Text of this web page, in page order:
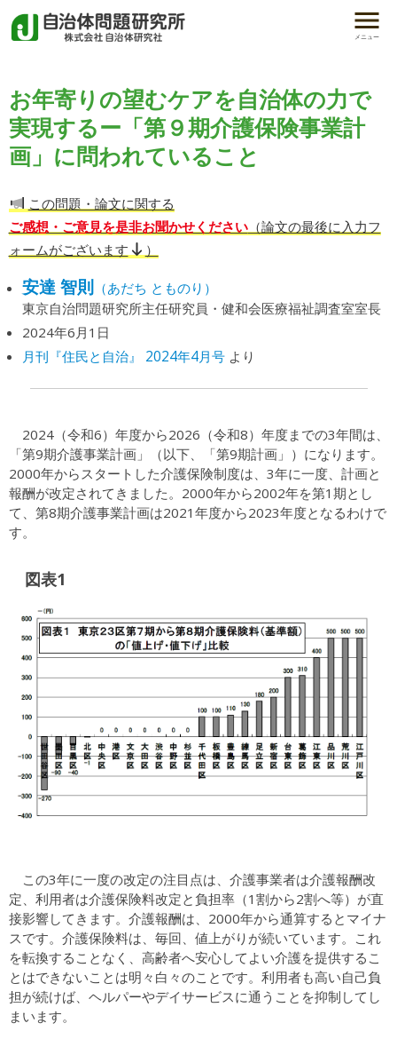
メニュー
お年寄りの望むケアを自治体の力で
実現するー「第９期介護保険事業計
画」に問われていること
この問題・論文に関する
ご感想・ご意見を是非お聞かせください（論文の最後に入力フ
ォームがございます
）
安達 智則 （あだち とものり）
東京自治問題研究所主任研究員・健和会医療福祉調査室室長
2024年6月1日
月刊『住民と自治』 2024年4月号より
2024（令和6）年度から2026（令和8）年度までの3年間は、
「第9期介護事業計画」（以下、「第9期計画」）になります。
2000年からスタートした介護保険制度は、3年に一度、計画と
報酬が改定されてきました。2000年から2002年を第1期とし
て、第8期介護事業計画は2021年度から2023年度となるわけで
す。
図表1
この3年に一度の改定の注目点は、介護事業者は介護報酬改
定、利用者は介護保険料改定と負担率（1割から2割へ等）が直
接影響してきます。介護報酬は、2000年から通算するとマイナ
スです。介護保険料は、毎回、値上がりが続いています。これ
を転換することなく、高齢者へ安心してよい介護を提供するこ
とはできないことは明々白々のことです。利用者も高い自己負
担が続けば、ヘルパーやデイサービスに通うことを抑制してし
まいます。